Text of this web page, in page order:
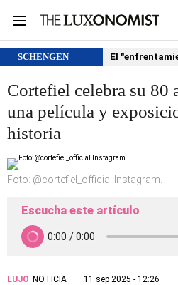
SCHENGEN El
Cortefiel celebra su 80
una película y
historia
Foto: @cortefiel_official Instagram.
Escucha este artículo
LUJO NOTICIA
11 sep 2025 - 12:26